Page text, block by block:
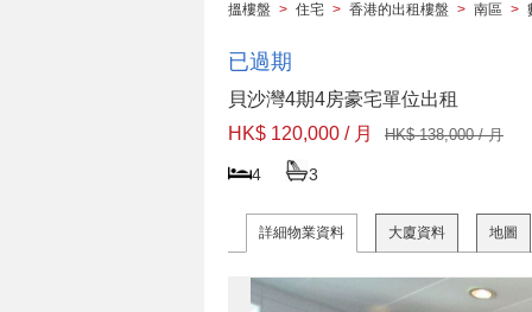
搵樓盤 > 住宅 > 香港的出租樓盤 > 南區 >
已過期
貝沙灣4期4房豪宅單位出租
HK$ 120,000 / 月
HK$ 138,000 / 月
4 3
詳細物業資料 大廈資料 地圖